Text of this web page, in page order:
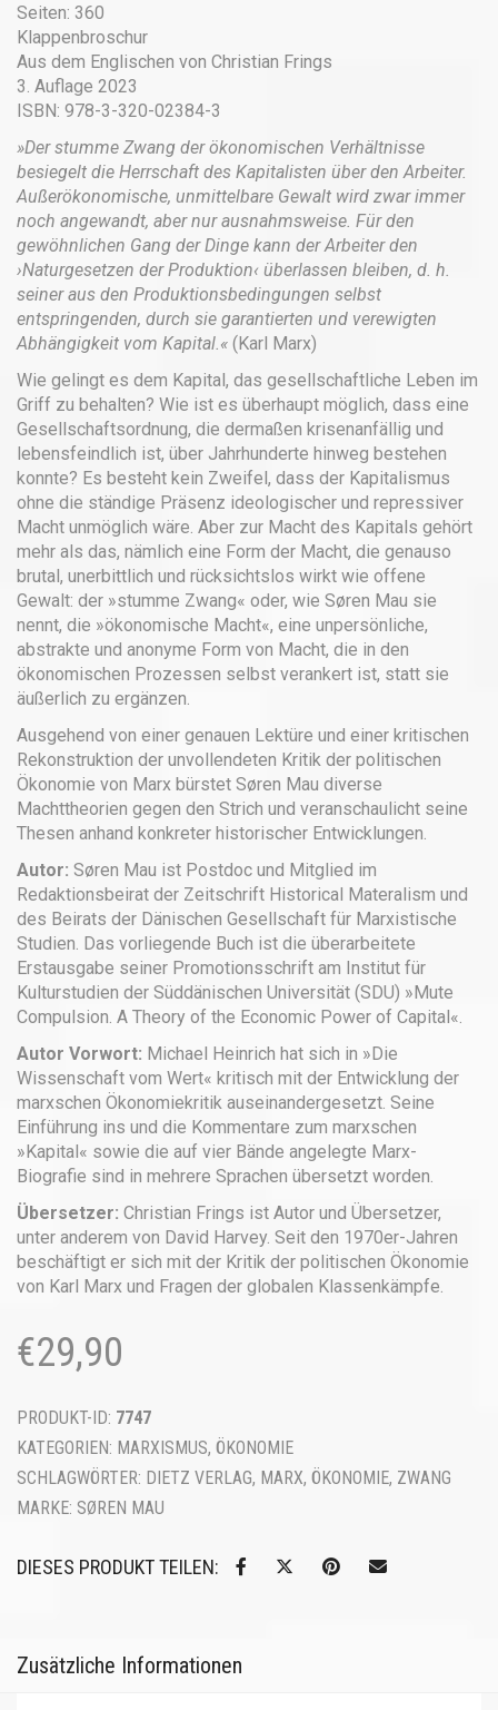
Seiten: 360
Klappenbroschur
Aus dem Englischen von Christian Frings
3. Auflage 2023
ISBN: 978-3-320-02384-3
»Der stumme Zwang der ökonomischen Verhältnisse
besiegelt die Herrschaft des Kapitalisten über den Arbeiter.
Außerökonomische, unmittelbare Gewalt wird zwar immer
noch angewandt, aber nur ausnahmsweise. Für den
gewöhnlichen Gang der Dinge kann der Arbeiter den
›Naturgesetzen der Produktion‹ überlassen bleiben, d. h.
seiner aus den Produktionsbedingungen selbst
entspringenden, durch sie garantierten und verewigten
Abhängigkeit vom Kapital.« (Karl Marx)
Wie gelingt es dem Kapital, das gesellschaftliche Leben im
Griff zu behalten? Wie ist es überhaupt möglich, dass eine
Gesellschaftsordnung, die dermaßen krisenanfällig und
lebensfeindlich ist, über Jahrhunderte hinweg bestehen
konnte? Es besteht kein Zweifel, dass der Kapitalismus
ohne die ständige Präsenz ideologischer und repressiver
Macht unmöglich wäre. Aber zur Macht des Kapitals gehört
mehr als das, nämlich eine Form der Macht, die genauso
brutal, unerbittlich und rücksichtslos wirkt wie offene
Gewalt: der »stumme Zwang« oder, wie Søren Mau sie
nennt, die »ökonomische Macht«, eine unpersönliche,
abstrakte und anonyme Form von Macht, die in den
ökonomischen Prozessen selbst verankert ist, statt sie
äußerlich zu ergänzen.
Ausgehend von einer genauen Lektüre und einer kritischen
Rekonstruktion der unvollendeten Kritik der politischen
Ökonomie von Marx bürstet Søren Mau diverse
Machttheorien gegen den Strich und veranschaulicht seine
Thesen anhand konkreter historischer Entwicklungen.
Autor: Søren Mau ist Postdoc und Mitglied im
Redaktionsbeirat der Zeitschrift Historical Materalism und
des Beirats der Dänischen Gesellschaft für Marxistische
Studien. Das vorliegende Buch ist die überarbeitete
Erstausgabe seiner Promotionsschrift am Institut für
Kulturstudien der Süddänischen Universität (SDU) »Mute
Compulsion. A Theory of the Economic Power of Capital«.
Autor Vorwort: Michael Heinrich hat sich in »Die
Wissenschaft vom Wert« kritisch mit der Entwicklung der
marxschen Ökonomiekritik auseinandergesetzt. Seine
Einführung ins und die Kommentare zum marxschen
»Kapital« sowie die auf vier Bände angelegte Marx-
Biografie sind in mehrere Sprachen übersetzt worden.
Übersetzer: Christian Frings ist Autor und Übersetzer,
unter anderem von David Harvey. Seit den 1970er-Jahren
beschäftigt er sich mit der Kritik der politischen Ökonomie
von Karl Marx und Fragen der globalen Klassenkämpfe.
€29,90
PRODUKT-ID: 7747
KATEGORIEN: MARXISMUS, ÖKONOMIE
SCHLAGWÖRTER: DIETZ VERLAG, MARX, ÖKONOMIE, ZWANG
MARKE: SØREN MAU
DIESES PRODUKT TEILEN:
Zusätzliche Informationen